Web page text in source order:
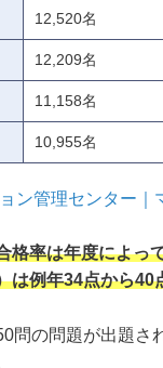
12,520名
12,209名
11,158名
10,955名
ン管理センター｜
格率は年度によっ
は例年34点から
問の問題が出題